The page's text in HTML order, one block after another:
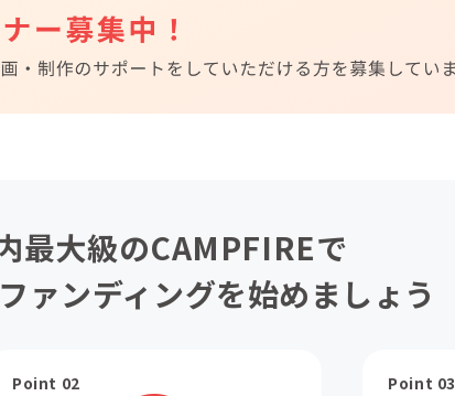
最大級のCAMPFIREで
ァンディングを始めましょう
Point 02 Point 03